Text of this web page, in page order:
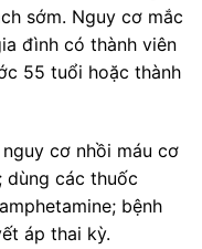
sớm. Nguy cơ mắc
đình có thành viên
55 tuổi hoặc thành
cơ nhồi máu cơ
dùng các thuốc
bệnh
áp thai kỳ.